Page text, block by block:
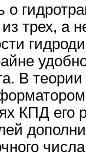
о
трех, а
В
КПД его